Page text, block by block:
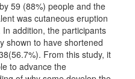
59 (88%) people and the
was cutaneous eruption
In addition, the participants
shown to have shortened
From this study, it
to advance the